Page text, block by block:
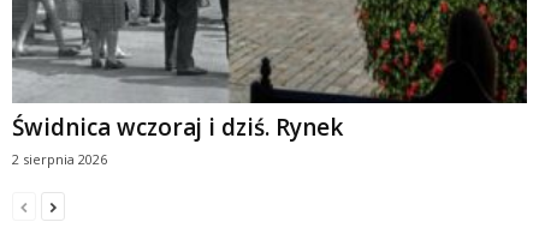
Świdnica wczoraj i dziś. Rynek
2 sierpnia 2026